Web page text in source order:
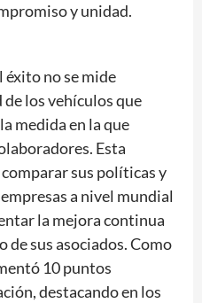
y unidad.
éxito no se mide
los vehículos que
medida en la que
Esta
sus políticas y
a nivel mundial
la mejora continua
de sus asociados. Como
10 puntos
destacando en los